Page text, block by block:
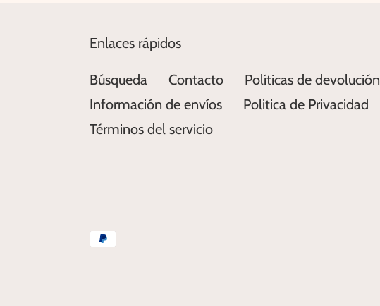
Enlaces rápidos
Búsqueda Contacto
Políticas de devolución
Información de envíos
Politica de Privacidad
Términos del servicio
Métodos